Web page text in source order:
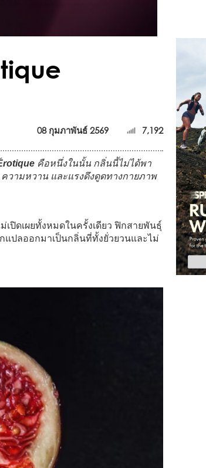
08 กุมภาพันธ์ 2569 7,192
คือหนึ่งในนั้น กลิ่นนี้ไม่ได้พา
วามหวาน และแรงดึงดูดทางกายภาพ
เปิดเผยทั้งหมดในครั้งเดียว ฟิกสายพันธุ์
แปลออกมาเป็นกลิ่นที่ทั้งยั่วยวนและไม่